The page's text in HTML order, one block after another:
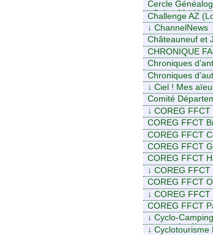
Cercle
- Seine-Maritime
Challenge AZ
↓ ChannelNews
Châteauneuf et
CHRONIQUE
Chroniques
Chroniques
↓ Ciel ! Mes
Comité
↓ COREG
Franche-Comté
COREG FFCT
COREG FFCT
COREG FFCT
COREG FFCT
↓ COREG
COREG FFCT
↓ COREG FFCT
COREG FFCT
↓ Cyclo-
voyage à vélo
↓ Cyclotourisme